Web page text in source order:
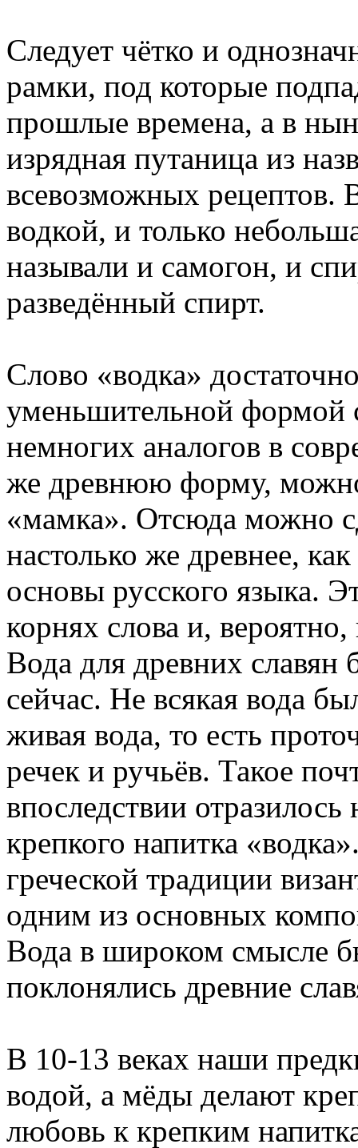
Следует чётко и
рамки, под которые
прошлые времена, а в
изрядная путаница из
всевозможных рецептов.
водкой, и только
называли и самогон, и
разведённый спирт.
Слово «водка»
уменьшительной формой
немногих аналогов в
же древнюю форму, можно
«мамка». Отсюда можно
настолько же древнее,
основы русского языка.
корнях слова и,
Вода для древних
сейчас. Не всякая вода
живая вода, то есть
речек и ручьёв. Такое
впоследствии
крепкого напитка
греческой традиции
одним из основных
Вода в широком смысле
поклонялись древние
В 10-13 веках наши
водой, а мёды делают
любовь к крепким